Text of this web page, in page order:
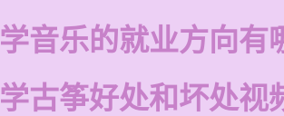
学音乐的就业方向有
学古筝好处和坏处视